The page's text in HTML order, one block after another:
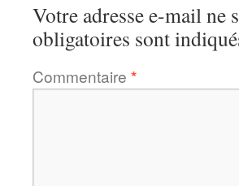
Votre adresse e-mail ne
obligatoires sont
Commentaire *